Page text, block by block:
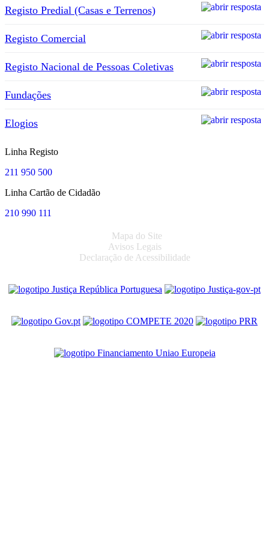
Registo Predial (Casas e Terrenos)
Registo Comercial
Registo Nacional de Pessoas Coletivas
Fundações
Elogios
Linha Registo
211 950 500
Linha Cartão de Cidadão
210 990 111
Mapa do Site
Avisos Legais
Declaração de Acessibilidade